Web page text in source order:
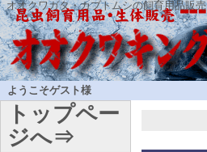
オオクワガタ・カブトムシの飼育用品販売
ようこそゲスト様
トップペー
ジへ⇒